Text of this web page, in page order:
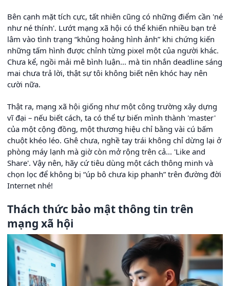
Bên cạnh mặt tích cực, tất nhiên cũng có những điểm cần 'né
như né thính'. Lướt mạng xã hội có thể khiến nhiều bạn trẻ
lâm vào tình trạng “khủng hoảng hình ảnh” khi chứng kiến
những tấm hình được chỉnh từng pixel một của người khác.
Chưa kể, ngồi mải mê bình luận... mà tin nhắn deadline sáng
mai chưa trả lời, thật sự tôi không biết nên khóc hay nên
cười nữa.
Thật ra, mạng xã hội giống như một công trường xây dựng
vĩ đại – nếu biết cách, ta có thể tự biến mình thành 'master'
của một cộng đồng, một thương hiệu chỉ bằng vài cú bấm
chuột khéo léo. Ghê chưa, nghề tay trái không chỉ dừng lại ở
phòng máy lạnh mà giờ còn mở rộng trên cả... 'Like and
Share'. Vậy nên, hãy cứ tiêu dùng một cách thông minh và
chọn lọc để không bị “úp bô chưa kịp phanh” trên đường đời
Internet nhé!
Thách thức bảo mật thông tin trên
mạng xã hội